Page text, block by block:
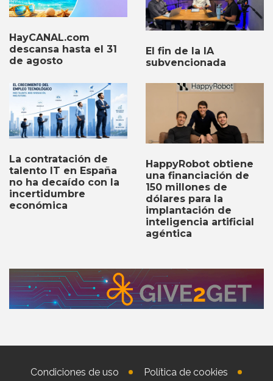
HayCANAL.com
descansa hasta el 31
de agosto
El fin de la IA
subvencionada
La contratación de
talento IT en España
no ha decaído con la
incertidumbre
económica
HappyRobot obtiene
una financiación de
150 millones de
dólares para la
implantación de
inteligencia artificial
agéntica
Condiciones de uso Política de cookies